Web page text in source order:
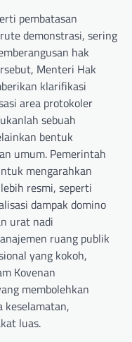
pembatasan
demonstrasi, sering
hak
Menteri Hak
klarifikasi
area protokoler
sebuah
bentuk
umum. Pemerintah
mengarahkan
resmi, seperti
dampak domino
urat nadi
ruang publik
yang kokoh,
Kovenan
membolehkan
keselamatan,
luas.